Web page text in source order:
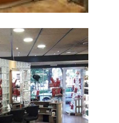
Ampliar